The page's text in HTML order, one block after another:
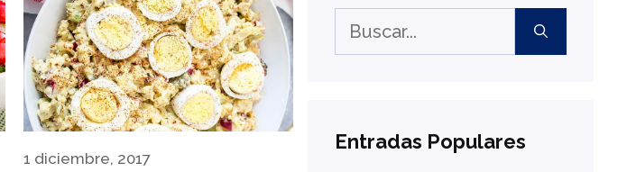
1 diciembre, 2017
Buscar:
Entradas Populares